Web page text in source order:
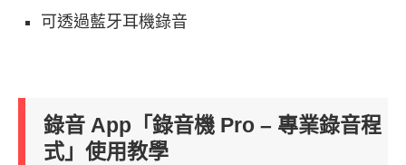
可透過藍牙耳機錄音
錄音 App「錄音機 Pro – 專業錄音程
式」使用教學